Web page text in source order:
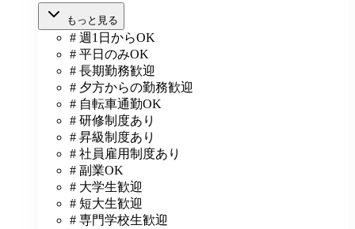
もっと見る
# 週1日からOK
# 平日のみOK
# 長期勤務歓迎
# 夕方からの勤務歓迎
# 自転車通勤OK
# 研修制度あり
# 昇級制度あり
# 社員雇用制度あり
# 副業OK
# 大学生歓迎
# 短大生歓迎
# 専門学校生歓迎